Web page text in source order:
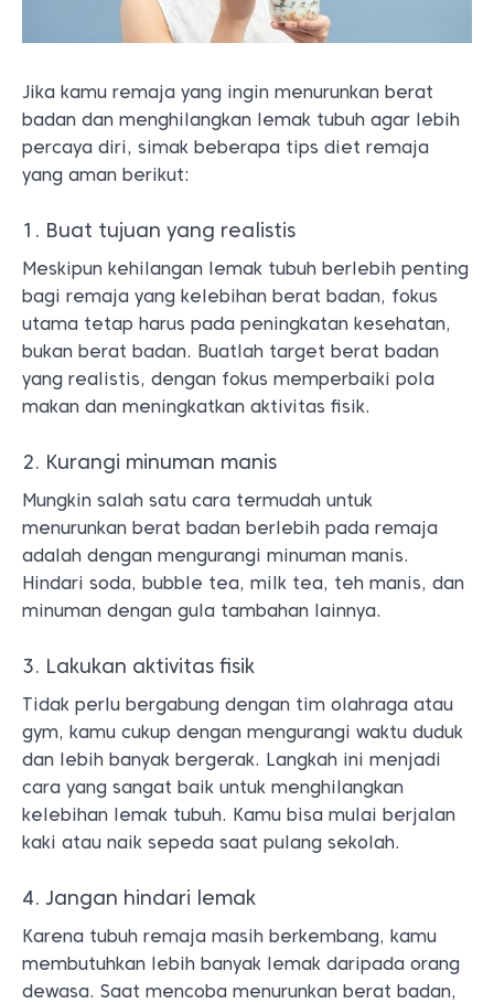
Jika kamu remaja yang ingin menurunkan berat
badan dan menghilangkan lemak tubuh agar lebih
percaya diri, simak beberapa tips diet remaja
yang aman berikut:
1. Buat tujuan yang realistis
Meskipun kehilangan lemak tubuh berlebih penting
bagi remaja yang kelebihan berat badan, fokus
utama tetap harus pada peningkatan kesehatan,
bukan berat badan. Buatlah target berat badan
yang realistis, dengan fokus memperbaiki pola
makan dan meningkatkan aktivitas fisik.
2. Kurangi minuman manis
Mungkin salah satu cara termudah untuk
menurunkan berat badan berlebih pada remaja
adalah dengan mengurangi minuman manis.
Hindari soda, bubble tea, milk tea, teh manis, dan
minuman dengan gula tambahan lainnya.
3. Lakukan aktivitas fisik
Tidak perlu bergabung dengan tim olahraga atau
gym, kamu cukup dengan mengurangi waktu duduk
dan lebih banyak bergerak. Langkah ini menjadi
cara yang sangat baik untuk menghilangkan
kelebihan lemak tubuh. Kamu bisa mulai berjalan
kaki atau naik sepeda saat pulang sekolah.
4. Jangan hindari lemak
Karena tubuh remaja masih berkembang, kamu
membutuhkan lebih banyak lemak daripada orang
dewasa. Saat mencoba menurunkan berat badan,